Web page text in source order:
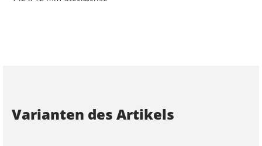
Varianten des Artikels